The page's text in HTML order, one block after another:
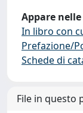
Appare
In libro con
Prefazione/
Schede di
File in questo